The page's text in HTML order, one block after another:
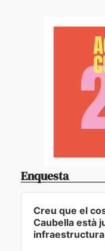
Enquesta
Creu que el
Caubella està